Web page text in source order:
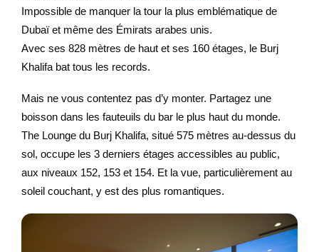
Impossible de manquer la tour la plus emblématique de
Dubaï et même des Émirats arabes unis.
Avec ses 828 mètres de haut et ses 160 étages, le Burj
Khalifa bat tous les records.
Mais ne vous contentez pas d’y monter. Partagez une
boisson dans les fauteuils du bar le plus haut du monde.
The Lounge du Burj Khalifa, situé 575 mètres au-dessus du
sol, occupe les 3 derniers étages accessibles au public,
aux niveaux 152, 153 et 154. Et la vue, particulièrement au
soleil couchant, y est des plus romantiques.